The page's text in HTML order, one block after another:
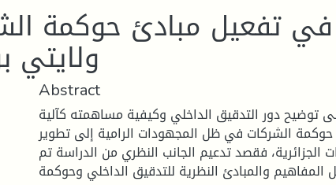
في تفعيل مبادئ حوكمة
ولايتي
Abstract
توضيح دور التدقيق الداخلي وكيفية مساهمته كآلية
حوكمة الشركات في ظل المجهودات الرامية إلى تطوير
الجزائرية، فقصد تدعيم الجانب النظري من الدراسة تم
والمبادئ النظرية للتدقيق الداخلي وحوكمة